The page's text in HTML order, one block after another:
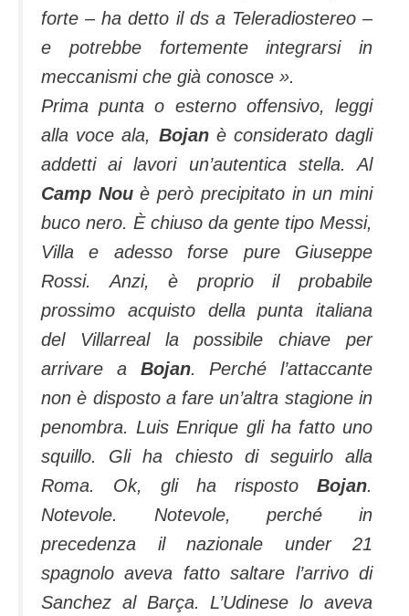
forte – ha detto il ds a Teleradiostereo –
e potrebbe fortemente integrarsi in
meccanismi che già conosce ».
Prima punta o esterno offensivo, leggi
alla voce ala, Bojan è considerato dagli
addetti ai lavori un’autentica stella. Al
Camp Nouè però precipitato in un mini
buco nero. È chiuso da gente tipo Messi,
Villa e adesso forse pure Giuseppe
Rossi. Anzi, è proprio il probabile
prossimo acquisto della punta italiana
del Villarreal la possibile chiave per
arrivare a Bojan. Perché l’attaccante
non è disposto a fare un’altra stagione in
penombra. Luis Enrique gli ha fatto uno
squillo. Gli ha chiesto di seguirlo alla
Roma. Ok, gli ha risposto Bojan.
Notevole. Notevole, perché in
precedenza il nazionale under 21
spagnolo aveva fatto saltare l’arrivo di
Sanchez al Barça. L’Udinese lo aveva